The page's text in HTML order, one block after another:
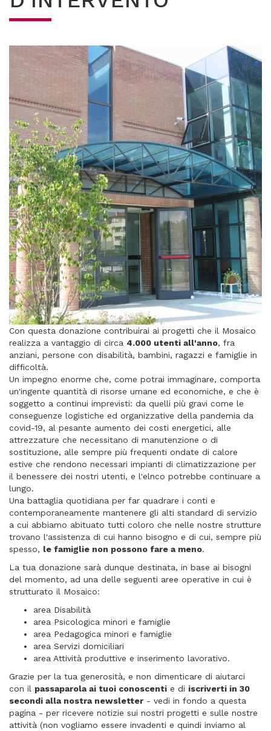
Con questa donazione contribuirai ai progetti che il Mosaico
realizza a vantaggio di circa 4.000 utenti all'anno, fra
anziani, persone con disabilità, bambini, ragazzi e famiglie in
difficoltà.
Un impegno enorme che, come potrai immaginare, comporta
un'ingente quantità di risorse umane ed economiche, e che è
soggetto a continui imprevisti: da quelli più gravi come le
conseguenze logistiche ed organizzative della pandemia da
covid-19, al pesante aumento dei costi energetici, alle
attrezzature che necessitano di manutenzione o di
sostituzione, alle sempre più frequenti ondate di calore
estive che rendono necessari impianti di climatizzazione per
il benessere dei nostri utenti, e l'elnco potrebbe continuare a
lungo.
Una battaglia quotidiana per far quadrare i conti e
contemporaneamente mantenere gli alti standard di servizio
a cui abbiamo abituato tutti coloro che nelle nostre strutture
trovano l'assistenza di cui hanno bisogno e di cui, sempre più
spesso, le famiglie non possono fare a meno.
La tua donazione sarà dunque destinata, in base ai bisogni
del momento, ad una delle seguenti aree operative in cui è
strutturato il Mosaico:
area Disabilità
area Psicologica minori e famiglie
area Pedagogica minori e famiglie
area Servizi domiciliari
area Attività produttive e inserimento lavorativo.
Grazie per la tua generosità, e non dimenticare di aiutarci
con il passaparola ai tuoi conoscenti e di iscriverti in 30
secondi alla nostra newsletter - vedi in fondo a questa
pagina - per ricevere notizie sui nostri progetti e sulle nostre
attività (non vogliamo essere invadenti e quindi inviamo al